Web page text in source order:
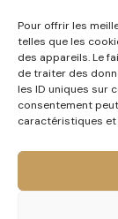
Pour offrir les
telles que les
des appareils. Le
de traiter des
les ID uniques sur
consentement
caractéristiques